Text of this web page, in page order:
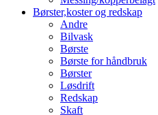
Børster,koster og redskap
Andre
Bilvask
Børste
Børste for håndbruk
Børster
Løsdrift
Redskap
Skaft